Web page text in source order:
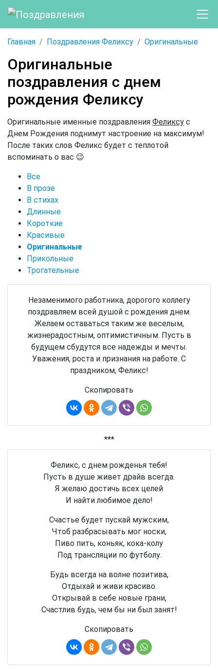
Главная Поздравления Феликсу Оригинальные
Оригинальные
поздравления с днем
рождения Феликсу
Оригинальные именные поздравления Феликсу с
Днем Рождения поднимут настроение на максимум!
После таких слов Феликс будет с теплотой
вспоминать о вас 😉
Все
В прозе
В стихах
Длинные
Короткие
Красивые
Оригинальные
Прикольные
Трогательные
Незаменимого работника, дорогого коллегу
поздравляем всей душой с рождения днем.
Желаем оставаться таким же веселым,
жизнерадостным, оптимистичным. Пусть в
будущем сбудутся все надежды и мечты.
Уважения, роста и признания на работе. С
праздником, Феликс!
Скопировать
***
Феликс, с днем рожденья тебя!
Пусть в душе живет драйв всегда.
Я желаю достичь всех целей
И найти любимое дело!
Счастье будет пускай мужским,
Чтоб разбрасывать мог носки,
Пиво пить, коньяк, кока-колу
Под трансляции по футболу.
Будь всегда на волне позитива,
Отдыхай и живи красиво.
Открывай в себе новые грани,
Счастлив будь, чем бы ни был занят!
Скопировать